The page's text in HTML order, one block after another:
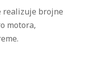
realizuje brojne
motora,